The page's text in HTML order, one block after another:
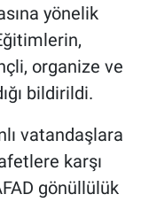
yönelik
organize ve
bildirildi.
vatandaşlara
karşı
gönüllülük